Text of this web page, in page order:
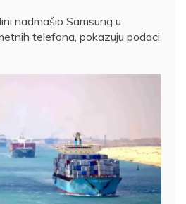
nadmašio Samsung u
telefona, pokazuju podaci